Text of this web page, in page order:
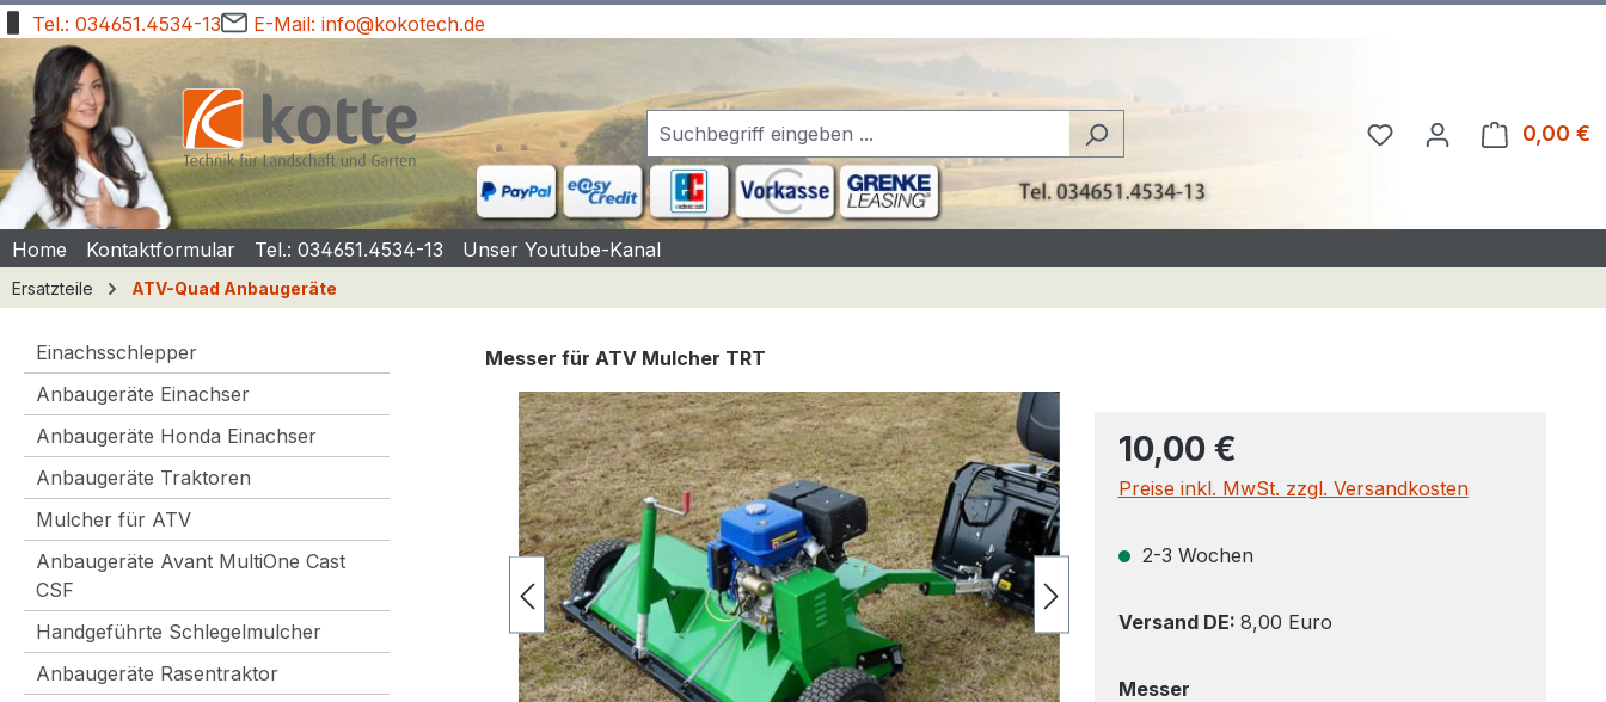
Zur Hauptnavigation springen
Tel.: 034651.4534-13 E-Mail: info@kokotech.de
Du hast 0 Produkte
0,00 €
Home Kontaktformular Tel.: 034651.4534-13 Unser Youtube-Kanal
Ersatzteile ATV-Quad Anbaugeräte
Einachsschlepper
Anbaugeräte Einachser
Anbaugeräte Honda Einachser
Anbaugeräte Traktoren
Mulcher für ATV
Anbaugeräte Avant MultiOne Cast
CSF
Handgeführte Schlegelmulcher
Anbaugeräte Rasentraktor
Messer für ATV Mulcher TRT
Bildergalerie überspringen
10,00 €
Preise inkl. MwSt. zzgl. Versandkosten
2-3 Wochen
Versand DE: 8,00 Euro
Messerauswählen